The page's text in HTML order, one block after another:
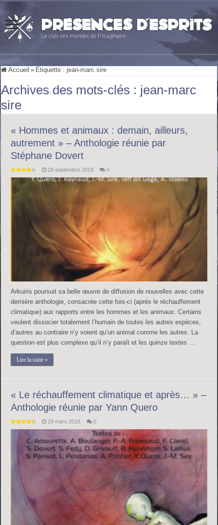
Accueil » Étiquette : jean-marc sire
Archives des mots-clés : jean-marc
sire
« Hommes et animaux : demain, ailleurs,
autrement » – Anthologie réunie par
Stéphane Dovert
28 septembre 2019 0
Arkuiris poursuit sa belle œuvre de diffusion de nouvelles avec cette
dernière anthologie, consacrée cette fois-ci (après le réchauffement
climatique) aux rapports entre les hommes et les animaux. Certains
veulent dissocier totalement l’humain de toutes les autres espèces,
d’autres au contraire n’y voient qu’un animal comme les autres. La
question est plus complexe qu’il n’y paraît et les quinze textes …
Lire la suite »
« Le réchauffement climatique et après… » –
Anthologie réunie par Yann Quero
29 mars 2018 0